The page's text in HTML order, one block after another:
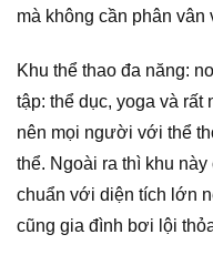
mà không cần phân vân
Khu thể thao đa năng:
tập: thể dục, yoga và rất
nên mọi người với thể
thể. Ngoài ra thì khu
chuẩn với diện tích lớn
cũng gia đình bơi lội